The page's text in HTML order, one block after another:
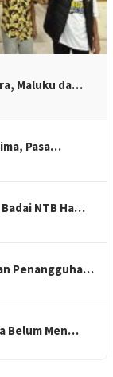
Maluku da…
Pasa…
NTB Ha…
Penangguha…
Belum Men…